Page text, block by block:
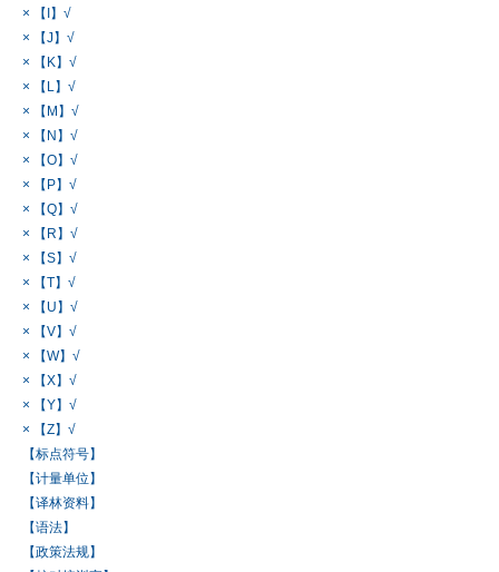
× 【I】√
× 【J】√
× 【K】√
× 【L】√
× 【M】√
× 【N】√
× 【O】√
× 【P】√
× 【Q】√
× 【R】√
× 【S】√
× 【T】√
× 【U】√
× 【V】√
× 【W】√
× 【X】√
× 【Y】√
× 【Z】√
【标点符号】
【计量单位】
【译林资料】
【语法】
【政策法规】